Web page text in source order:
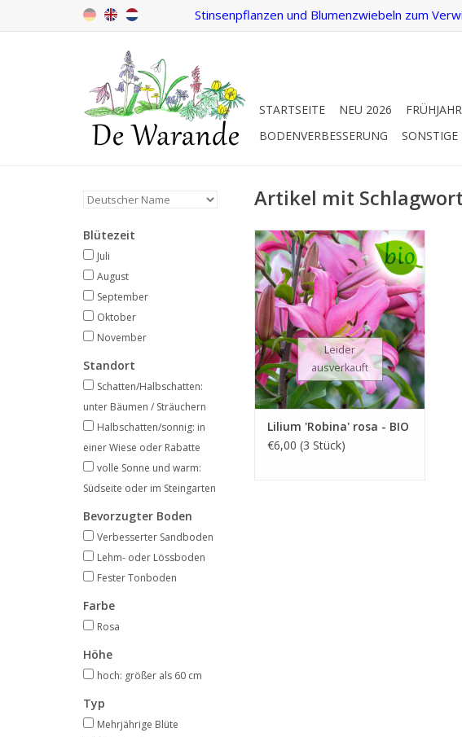
Stinsenpflanzen und Blumenzwiebeln zum
STARTSEITE NEU 2026
BODENVERBESSERUNG
Blütezeit
Juli
August
September
Oktober
November
Standort
Schatten/Halbschatten:
unter Bäumen / Sträuchern
Halbschatten/sonnig: in
einer Wiese oder Rabatte
volle Sonne und warm:
Südseite oder im Steingarten
Bevorzugter Boden
Verbesserter Sandboden
Lehm- oder Lössboden
Fester Tonboden
Farbe
Rosa
Höhe
hoch: größer als 60 cm
Typ
Mehrjährige Blüte
Artikel mit
Leider
ausverkauft
Lilie
Juli-Nov, rosa, 100 cm
INFO
Lilium 'Robina' rosa - BIO
€6,00 (3 Stück)